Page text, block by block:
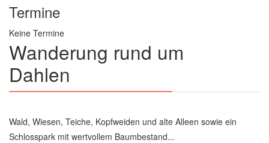
Termine
Keine Termine
Wanderung rund um
Dahlen
Wald, Wiesen, Teiche, Kopfweiden und alte Alleen sowie ein
Schlosspark mit wertvollem Baumbestand...